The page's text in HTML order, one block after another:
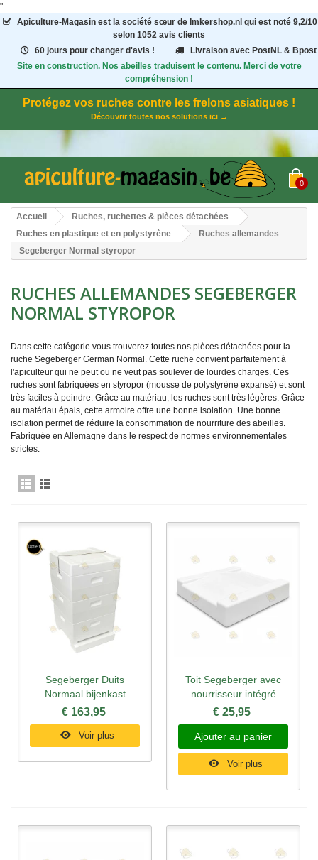
"
Apiculture-Magasinest la société sœur de Imkershop.nl qui est noté 9,2/10
selon 1052 avis clients
60 jours pour changer d'avis !
Livraison avec PostNL & Bpost
Site en construction. Nos abeilles traduisent le contenu. Merci de votre
compréhension !
Protégez vos ruches contre les frelons asiatiques !
Découvrir toutes nos solutions ici →
0
Accueil
Ruches, ruchettes & pièces détachées
Ruches en plastique et en polystyrène
Ruches allemandes
Segeberger Normal styropor
RUCHES ALLEMANDES SEGEBERGER
NORMAL STYROPOR
Dans cette catégorie vous trouverez toutes nos pièces détachées pour la
ruche Segeberger German Normal. Cette ruche convient parfaitement à
l'apiculteur qui ne peut ou ne veut pas soulever de lourdes charges. Ces
ruches sont fabriquées en styropor (mousse de polystyrène expansé) et sont
très faciles à peindre. Grâce au matériau, les ruches sont très légères. Grâce
au matériau épais, cette armoire offre une bonne isolation. Une bonne
isolation permet de réduire la consommation de nourriture des abeilles.
Fabriquée en Allemagne dans le respect de normes environnementales
strictes.
Segeberger Duits
Normaal bijenkast
€ 163,95
Voir plus
Toit Segeberger avec
nourrisseur intégré
€ 25,95
Ajouter au panier
Voir plus